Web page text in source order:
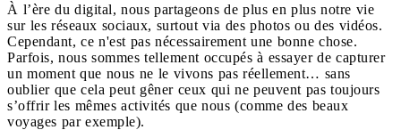
À l’ère du digital, nous partageons de plus en plus notre vie
sur les réseaux sociaux, surtout via des photos ou des vidéos.
Cependant, ce n'est pas nécessairement une bonne chose.
Parfois, nous sommes tellement occupés à essayer de capturer
un moment que nous ne le vivons pas réellement… sans
oublier que cela peut gêner ceux qui ne peuvent pas toujours
s’offrir les mêmes activités que nous (comme des beaux
voyages par exemple).